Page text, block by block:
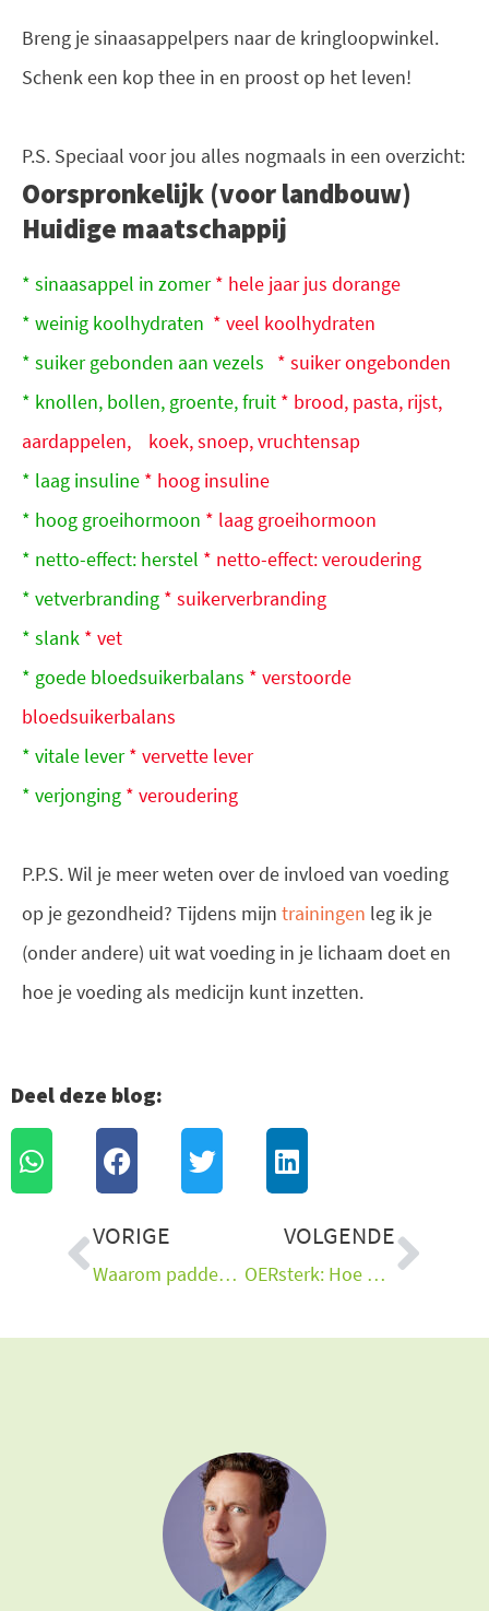
Breng je sinaasappelpers naar de kringloopwinkel.
Schenk een kop thee in en proost op het leven!
P.S. Speciaal voor jou alles nogmaals in een overzicht:
Oorspronkelijk (voor landbouw)
Huidige maatschappij
* sinaasappel in zomer * hele jaar jus dorange
* weinig koolhydraten * veel koolhydraten
* suiker gebonden aan vezels
* suiker ongebonden
* knollen, bollen, groente, fruit * brood, pasta, rijst,
aardappelen, koek, snoep, vruchtensap
* laag insuline * hoog insuline
* hoog groeihormoon * laag groeihormoon
* netto-effect: herstel * netto-effect: veroudering
* vetverbranding * suikerverbranding
* slank * vet
* goede bloedsuikerbalans * verstoorde
bloedsuikerbalans
* vitale lever * vervette lever
* verjonging * veroudering
P.P.S. Wil je meer weten over de invloed van voeding
op je gezondheid? Tijdens mijn trainingen leg ik je
(onder andere) uit wat voeding in je lichaam doet en
hoe je voeding als medicijn kunt inzetten.
Deel deze blog:
Vorige
VORIGE
Waarom paddenstoelen jouw vergeten vrienden zijn
VOLGENDE
OERsterk: Hoe we de wereld gezonder maken